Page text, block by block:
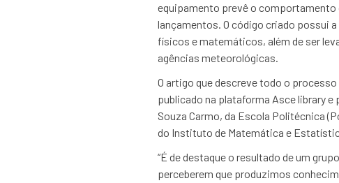
equipamento prevê o comportamento
lançamentos. O código criado possui
físicos e matemáticos, além de ser
agências meteorológicas.
O artigo que descreve todo o
publicado na plataforma Asce library e
Souza Carmo, da Escola Politécnica
do Instituto de Matemática e
“É de destaque o resultado de um
perceberem que produzimos